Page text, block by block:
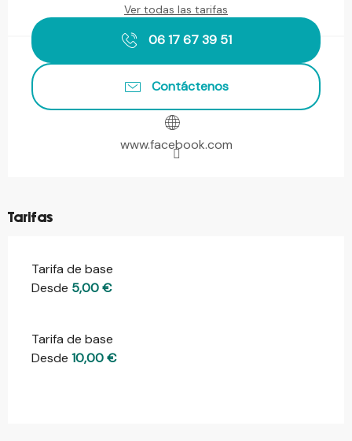
Ver todas las tarifas
06 17 67 39 51
Contáctenos
www.facebook.com
Tarifas
Tarifa de base
Desde 5,00 €
Tarifa de base
Desde 10,00 €